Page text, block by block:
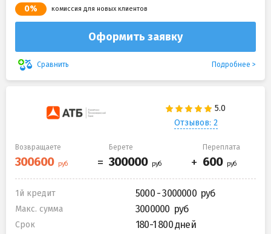
0% комиссия для новых клиентов
Оформить заявку
Сравнить Подробнее
Отзывов: 2
Возвращаете Берете Переплата
1й кредит 5000 - 3000000
Макс. сумма 3000000
Срок 180-1 800 дней